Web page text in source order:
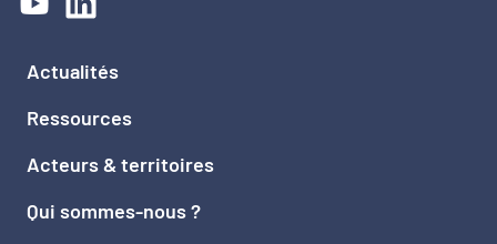
Actualités
Ressources
Acteurs & territoires
Qui sommes-nous ?